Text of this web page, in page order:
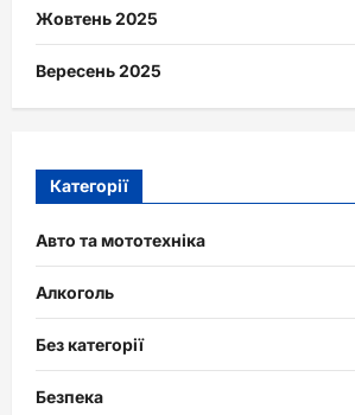
Жовтень 2025
Вересень 2025
Категорії
Авто та мототехніка
Алкоголь
Без категорії
Безпека